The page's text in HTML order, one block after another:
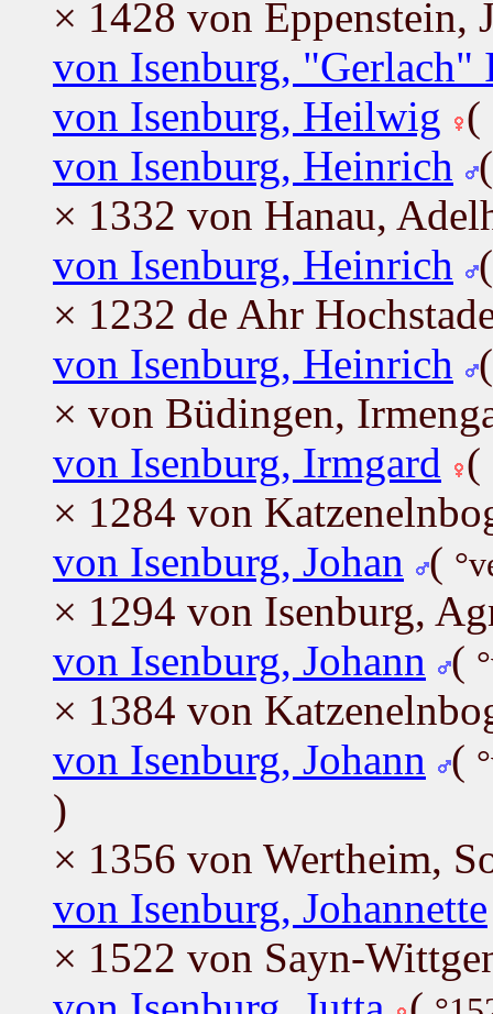
× 1428 von Eppenstein,
von Isenburg, "Gerlach"
von Isenburg, Heilwig
(
von Isenburg, Heinrich
× 1332 von Hanau,
von Isenburg, Heinrich
× 1232 de Ahr
von Isenburg, Heinrich
× von Büdingen,
von Isenburg, Irmgard
(
× 1284 von
von Isenburg, Johan
(
× 1294 von Isenburg,
von Isenburg, Johann
(
× 1384 von
von Isenburg, Johann
(
)
× 1356 von Wertheim,
von Isenburg, Johannette
× 1522 von Sayn-